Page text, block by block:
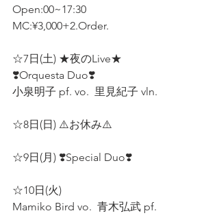
Open:00~17:30
MC:¥3,000+2.Order.
☆7日(土) ★夜のLive★
❣️Orquesta Duo❣️
小泉明子 pf. vo.  里見紀子 vln.
☆8日(日) ⚠️お休み⚠️
☆9日(月) ❣️Special Duo❣️
☆10日(火)
Mamiko Bird vo.  青木弘武 pf.